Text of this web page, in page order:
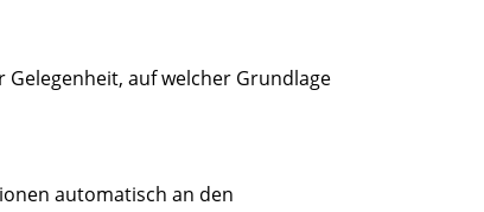
auf welcher Grundlage
automatisch an den